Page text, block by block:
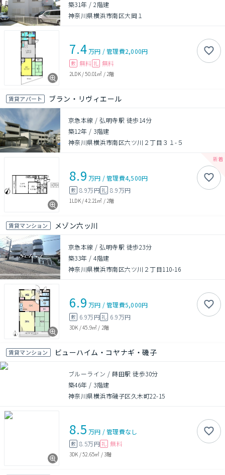
築31年 /2階建
神奈川県横浜市南区大岡１
7.4万円 /管理費2,000円
敷 無料 礼 無料
2LDK/50.01㎡ / 2階
賃貸アパート ブラン・リヴィエール
京急本線 / 弘明寺駅 徒歩14分
築12年 / 3階建
神奈川県横浜市南区六ツ川２丁目３１-５
8.9 万円 /管理費4,500円
敷 8.9万円礼 8.9万円
1LDK/42.21㎡ / 2階
賃貸マンション メゾン六ッ川
京急本線 / 弘明寺駅 徒歩23分
築33年 /4階建
神奈川県横浜市南区六ツ川２丁目110-16
6.9 万円 /管理費5,000円
敷 6.9万円礼 6.9万円
3DK /45.9㎡ / 2階
賃貸マンション ビューハイム・コヤナギ・磯子
ブルーライン / 蒔田駅 徒歩30分
築46年 / 3階建
神奈川県横浜市磯子区久木町22-15
8.5 万円 /管理費なし
敷 8.5万円 礼 無料
3DK /52.65㎡ /3階